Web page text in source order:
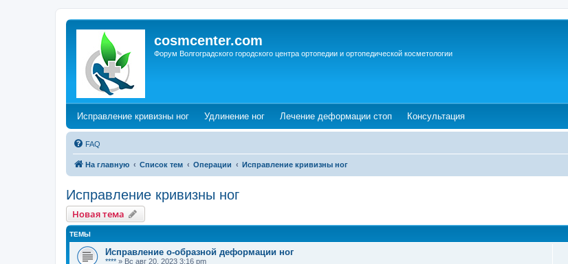
cosmcenter.com
Форум Волгоградского городского центра ортопедии и ортопедической косметологии
Исправление кривизны ног(Opens a new tab)
Удлинение ног(Opens a new tab)
Лечение деформации стоп(Opens a new tab)
Консультация(Opens a new tab)
FAQ
На главную Список тем Операции Исправление кривизны ног
Исправление кривизны ног
Новая тема
ТЕМЫ
Исправление о-образной деформации ног
**** » Вс авг 20, 2023 3:16 pm